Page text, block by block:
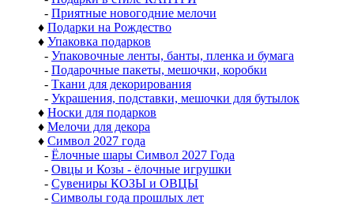
- Приятные новогодние мелочи
♦ Подарки на Рождество
♦ Упаковка подарков
- Упаковочные ленты, банты, пленка и бумага
- Подарочные пакеты, мешочки, коробки
- Ткани для декорирования
- Украшения, подставки, мешочки для бутылок
♦ Носки для подарков
♦ Мелочи для декора
♦ Символ 2027 года
- Ёлочные шары Символ 2027 Года
- Овцы и Козы - ёлочные игрушки
- Сувениры КОЗЫ и ОВЦЫ
- Символы года прошлых лет